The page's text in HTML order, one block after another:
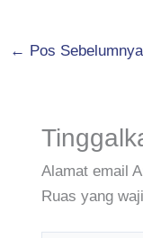
← Pos Sebelumnya
Alamat email
Ruas yang